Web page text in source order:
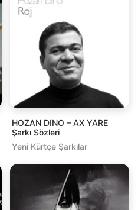
HOZAN DINO – AX YARE
Şarkı Sözleri
Yeni Kürtçe Şarkılar